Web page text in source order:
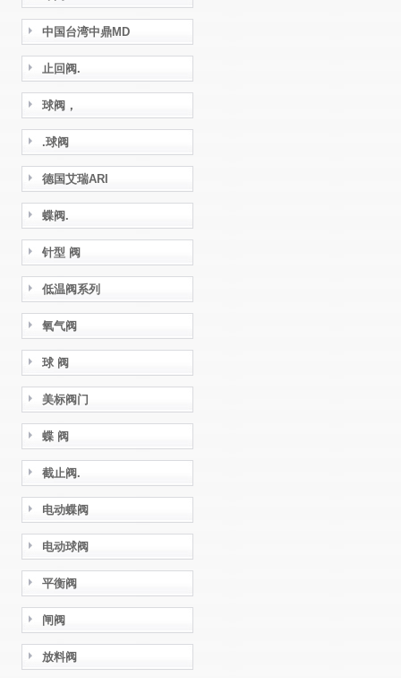
中国台湾中鼎MD
止回阀.
球阀，
.球阀
德国艾瑞ARI
蝶阀.
针型 阀
低温阀系列
氧气阀
球 阀
美标阀门
蝶 阀
截止阀.
电动蝶阀
电动球阀
平衡阀
闸阀
放料阀